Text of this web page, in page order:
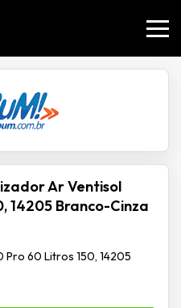
Ar Ventisol
14205 Branco-Cinza
60 Litros 150, 14205